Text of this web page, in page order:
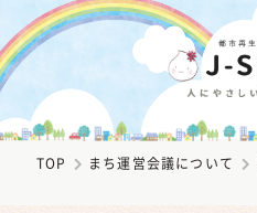
TOP まち運営会議について